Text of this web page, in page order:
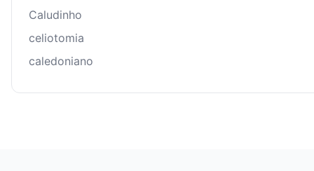
Caludinho
celiotomia
caledoniano